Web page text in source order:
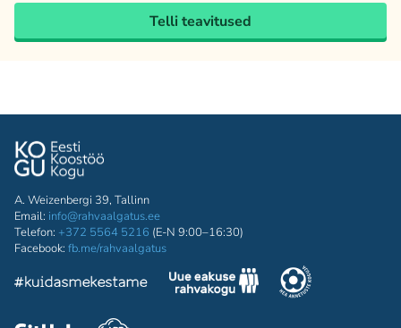
Telli teavitused
A. Weizenbergi 39, Tallinn
Email: info@rahvaalgatus.ee
Telefon: +372 5564 5216 (E-N 9:00–16:30)
Facebook: fb.me/rahvaalgatus